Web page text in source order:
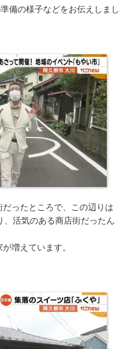
備の様子などをお伝えしまし
ったところで、この辺りは
活気のある商店街だったん
増えています。